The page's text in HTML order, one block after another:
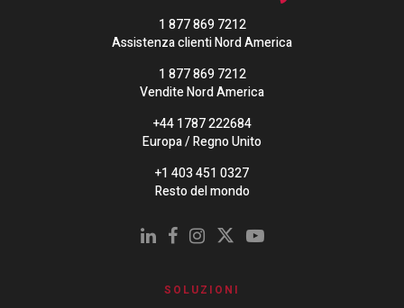
1 877 869 7212
Assistenza clienti Nord America
1 877 869 7212
Vendite Nord America
+44 1787 222684
Europa / Regno Unito
+1 403 451 0327
Resto del mondo
SOLUZIONI